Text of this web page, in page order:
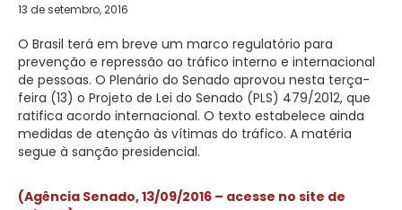
13 de setembro, 2016
O Brasil terá em breve um marco regulatório para
prevenção e repressão ao tráfico interno e internacional
de pessoas. O Plenário do Senado aprovou nesta terça-
feira (13) o Projeto de Lei do Senado (PLS) 479/2012, que
ratifica acordo internacional. O texto estabelece ainda
medidas de atenção às vítimas do tráfico. A matéria
segue à sanção presidencial.
(Agência Senado, 13/09/2016 – acesse no site de